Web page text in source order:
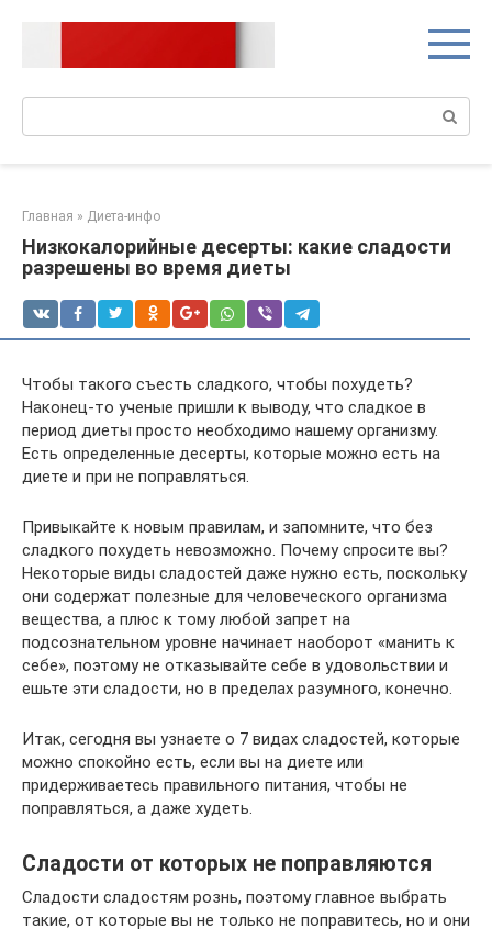
Главная » Диета-инфо
Низкокалорийные десерты: какие сладости
разрешены во время диеты
Чтобы такого съесть сладкого, чтобы похудеть?
Наконец-то ученые пришли к выводу, что сладкое в
период диеты просто необходимо нашему организму.
Есть определенные десерты, которые можно есть на
диете и при не поправляться.
Привыкайте к новым правилам, и запомните, что без
сладкого похудеть невозможно. Почему спросите вы?
Некоторые виды сладостей даже нужно есть, поскольку
они содержат полезные для человеческого организма
вещества, а плюс к тому любой запрет на
подсознательном уровне начинает наоборот «манить к
себе», поэтому не отказывайте себе в удовольствии и
ешьте эти сладости, но в пределах разумного, конечно.
Итак, сегодня вы узнаете о 7 видах сладостей, которые
можно спокойно есть, если вы на диете или
придерживаетесь правильного питания, чтобы не
поправляться, а даже худеть.
Сладости от которых не поправляются
Сладости сладостям рознь, поэтому главное выбрать
такие, от которые вы не только не поправитесь, но и они